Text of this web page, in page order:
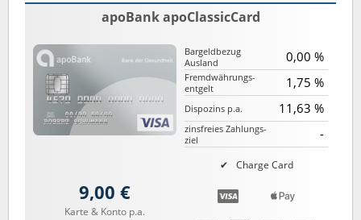
apoBank apoClassicCard
Charge Card
Bargeld­bezug
Ausland
0,00 %
Fremd­währungs­
entgelt
1,75 %
Dispozins p.a. 11,63 %
zinsfreies Zahlungs­
ziel
-
9,00 €
Karte & Konto p.a.